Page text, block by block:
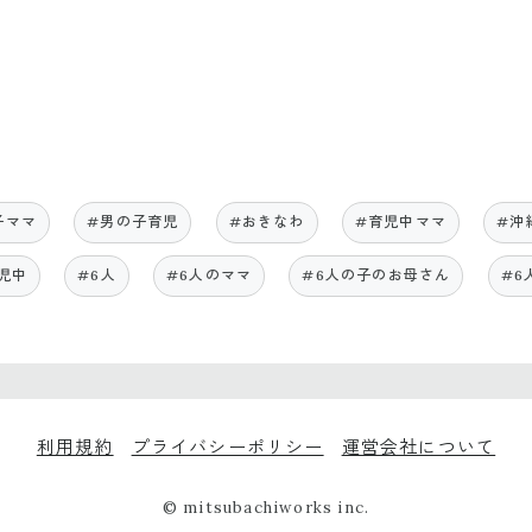
マ #男の子育児 #おきなわ #育児中ママ #沖
中 #6人 #6人のママ #6人の子のお母さん #6
利用規約 プライバシーポリシー 運営会社について
© mitsubachiworks inc.